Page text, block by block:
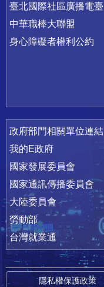
臺北國際社區廣播電臺
中華職棒大聯盟
身心障礙者權利公約
政府部門相關單位連結
我的E政府
國家發展委員會
國家通訊傳播委員會
大陸委員會
勞動部
台灣就業通
隱私權保護政策